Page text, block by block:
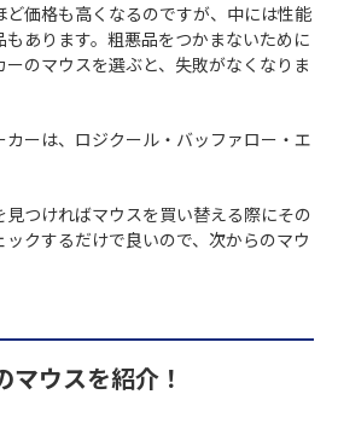
価格も高くなるのですが、中には性能
あります。粗悪品をつかまないために
のマウスを選ぶと、失敗がなくなりま
ーは、ロジクール・バッファロー・エ
見つければマウスを買い替える際にその
クするだけで良いので、次からのマウ
マウスを紹介！